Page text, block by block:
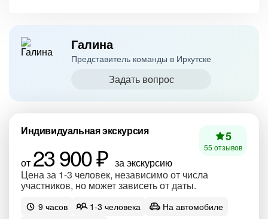
Галина
Представитель команды в Иркутске
Задать вопрос
Индивидуальная экскурсия
от 23 900 ₽ за экскурсию
Цена за 1-3 человек, независимо от числа
участников, но может зависеть от даты.
5
55 отзывов
9 часов 1-3 человека
На автомобиле